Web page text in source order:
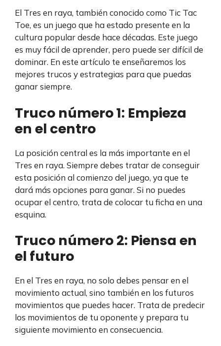
El Tres en raya, también conocido como Tic Tac
Toe, es un juego que ha estado presente en la
cultura popular desde hace décadas. Este juego
es muy fácil de aprender, pero puede ser difícil de
dominar. En este artículo te enseñaremos los
mejores trucos y estrategias para que puedas
ganar siempre.
Truco número 1: Empieza
en el centro
La posición central es la más importante en el
Tres en raya. Siempre debes tratar de conseguir
esta posición al comienzo del juego, ya que te
dará más opciones para ganar. Si no puedes
ocupar el centro, trata de colocar tu ficha en una
esquina.
Truco número 2: Piensa en
el futuro
En el Tres en raya, no solo debes pensar en el
movimiento actual, sino también en los futuros
movimientos que puedes hacer. Trata de predecir
los movimientos de tu oponente y prepara tu
siguiente movimiento en consecuencia.